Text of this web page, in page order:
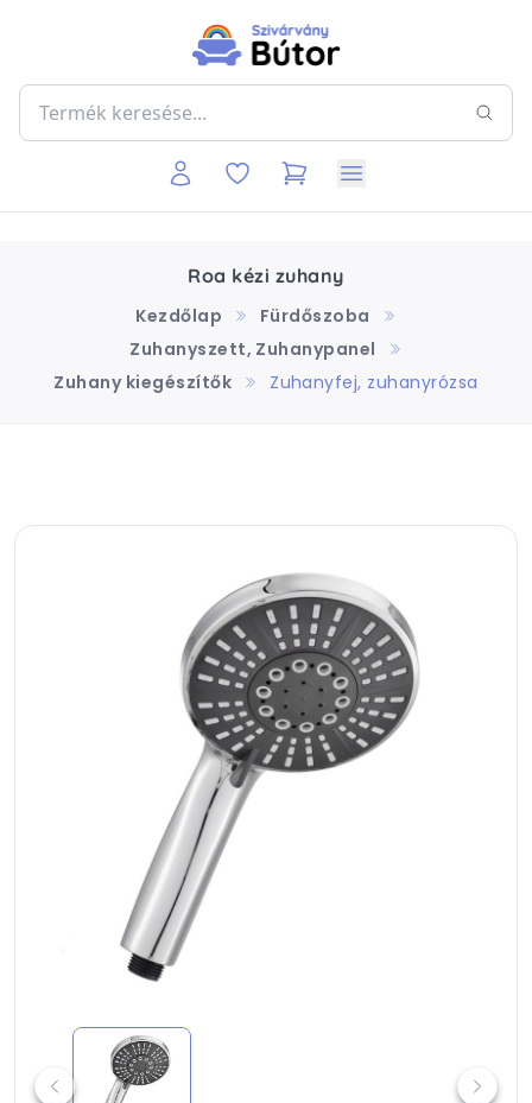
Roa kézi zuhany
Kezdőlap
Fürdőszoba
Zuhanyszett, Zuhanypanel
Zuhany kiegészítők
Zuhanyfej, zuhanyrózsa